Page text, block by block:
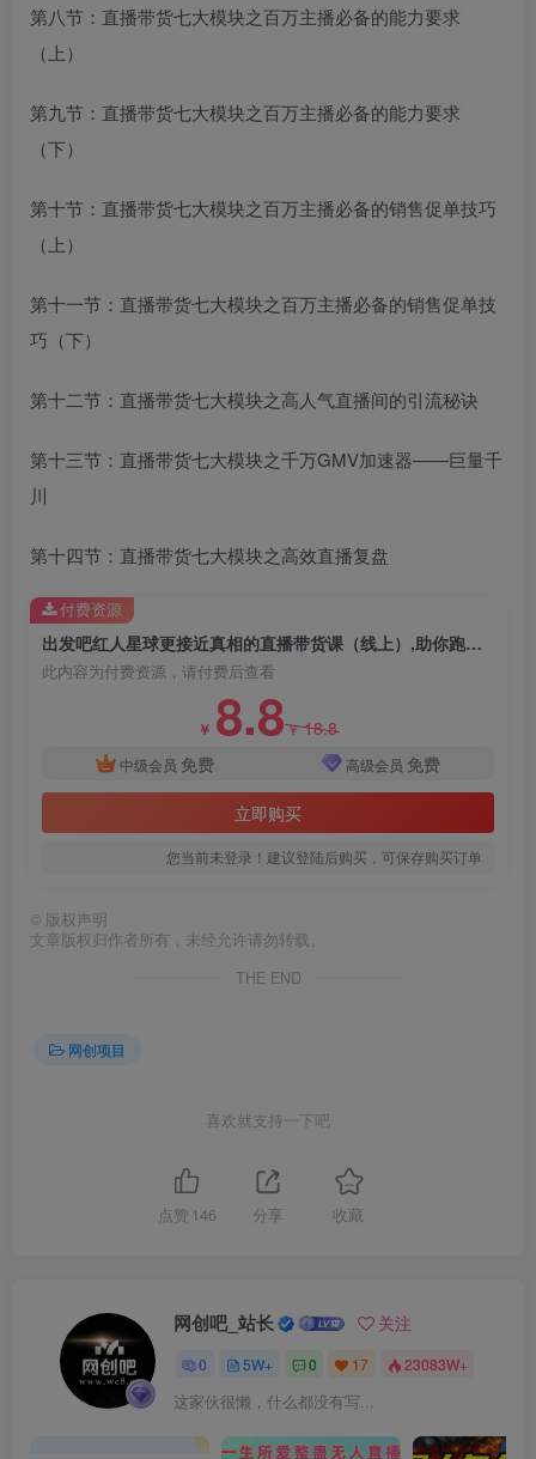
第八节：直播带货七大模块之百万主播必备的能力要求
（上）
第九节：直播带货七大模块之百万主播必备的能力要求
（下）
第十节：直播带货七大模块之百万主播必备的销售促单技巧
（上）
第十一节：直播带货七大模块之百万主播必备的销售促单技
巧（下）
第十二节：直播带货七大模块之高人气直播间的引流秘诀
第十三节：直播带货七大模块之千万GMV加速器——巨量千
川
第十四节：直播带货七大模块之高效直播复盘
出发吧红人星球更接近真相的直播带货课（线上）,助你跑通直播带货0-1
此内容为付费资源，请付费后查看
￥ 8.8￥18.8
中级会员 免费 高级会员 免费
立即购买
您当前未登录！建议登陆后购买，可保存购买订单
付费资源
© 版权声明
文章版权归作者所有，未经允许请勿转载。
THE END
网创项目
喜欢就支持一下吧
点赞 146 分享 收藏
网创吧_站长 关注
0 5W+ 0 17 23083W+
这家伙很懒，什么都没有写...